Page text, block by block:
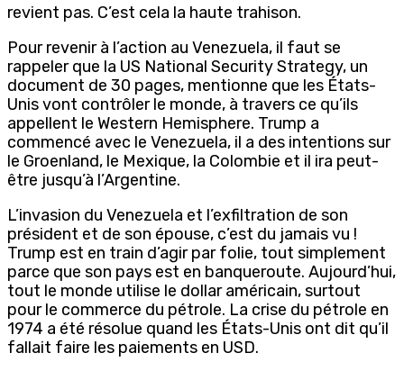
revient pas. C’est cela la haute trahison.
Pour revenir à l’action au Venezuela, il faut se
rappeler que la US National Security Strategy, un
document de 30 pages, mentionne que les États-
Unis vont contrôler le monde, à travers ce qu’ils
appellent le Western Hemisphere. Trump a
commencé avec le Venezuela, il a des intentions sur
le Groenland, le Mexique, la Colombie et il ira peut-
être jusqu’à l’Argentine.
L’invasion du Venezuela et l’exfiltration de son
président et de son épouse, c’est du jamais vu !
Trump est en train d’agir par folie, tout simplement
parce que son pays est en banqueroute. Aujourd’hui,
tout le monde utilise le dollar américain, surtout
pour le commerce du pétrole. La crise du pétrole en
1974 a été résolue quand les États-Unis ont dit qu’il
fallait faire les paiements en USD.